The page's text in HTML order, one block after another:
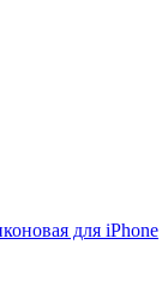
для iPhone